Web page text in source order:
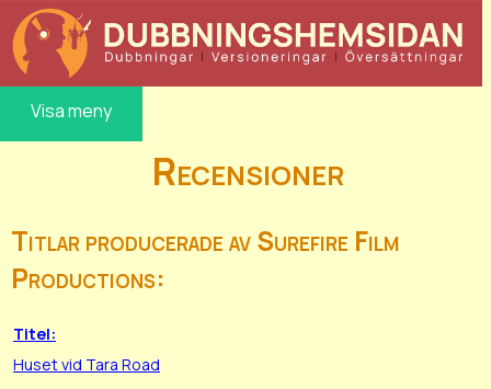
Visa meny
Recensioner
Titlar producerade av Surefire Film
Productions:
Titel:
Huset vid Tara Road